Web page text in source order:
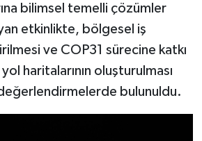
bilimsel temelli çözümler
etkinlikte, bölgesel iş
ve COP31 sürecine katkı
haritalarının oluşturulması
bulunuldu.